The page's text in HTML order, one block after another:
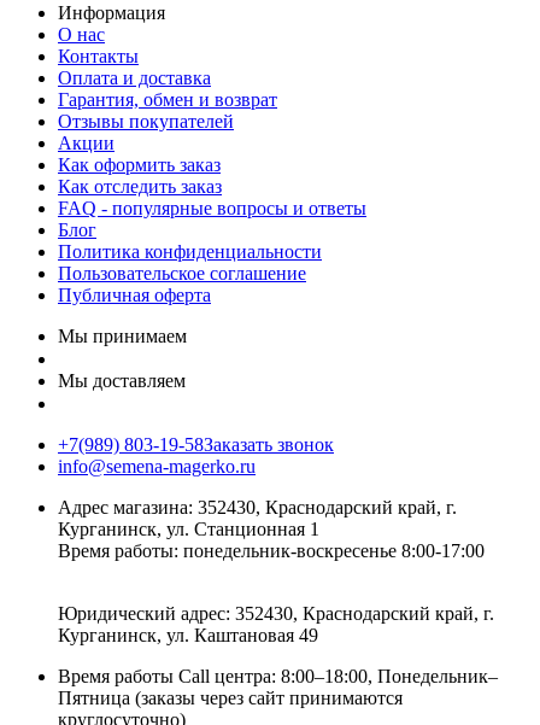
Информация
О нас
Контакты
Оплата и доставка
Гарантия, обмен и возврат
Отзывы покупателей
Акции
Как оформить заказ
Как отследить заказ
FAQ - популярные вопросы и ответы
Блог
Политика конфиденциальности
Пользовательское соглашение
Публичная оферта
Мы принимаем
Мы доставляем
+7(989) 803-19-58Заказать звонок
info@semena-magerko.ru
Адрес магазина: 352430, Краснодарский край, г.
Курганинск, ул. Станционная 1
Время работы: понедельник-воскресенье 8:00-17:00
Юридический адрес: 352430, Краснодарский край, г.
Курганинск, ул. Каштановая 49
Время работы Call центра: 8:00–18:00, Понедельник–
Пятница (заказы через сайт принимаются
круглосуточно)